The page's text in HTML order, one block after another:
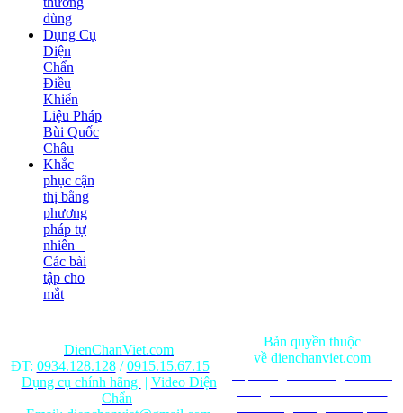
dùng
Dụng Cụ
Diện
Chẩn
Điều
Khiển
Liệu Pháp
Bùi Quốc
Châu
Khắc
phục cận
thị bằng
phương
pháp tự
nhiên –
Các bài
tập cho
mắt
DienChanViet.com
ĐT: 0934.128.128/0915.15.67.15
Dụng cụ chính hãng | Video Diện
Chẩn
Bản quyền thuộc
về dienchanviet.com